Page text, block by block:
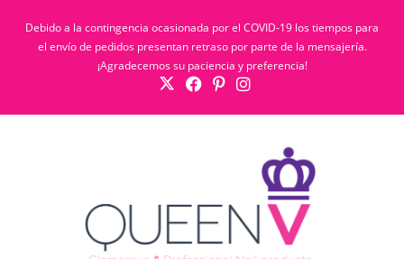
Debido a la contingencia ocasionada por el COVID-19 los tiempos para
el envío de pedidos presentan retraso por parte de la mensajería.
¡Agradecemos su paciencia y preferencia!